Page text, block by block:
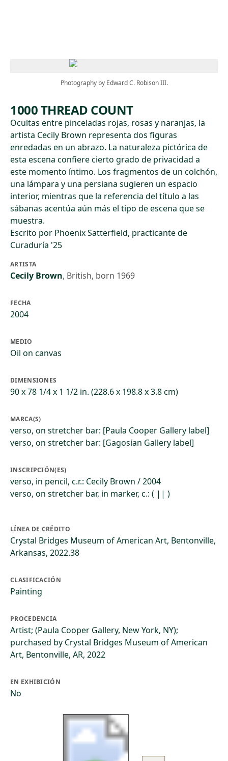
Photography by Edward C. Robison III.
1000 THREAD COUNT
Ocultas entre pinceladas rojas, rosas y naranjas, la
artista Cecily Brown representa dos figuras
enredadas en un abrazo. La naturaleza pictórica de
esta escena confiere cierto grado de privacidad a
este momento íntimo. Los fragmentos de un colchón,
una lámpara y una persiana sugieren un espacio
interior, mientras que la referencia del título a las
sábanas acentúa aún más el tipo de escena que se
muestra.
Escrito por Phoenix Satterfield, practicante de
Curaduría '25
ARTISTA
Cecily Brown, British, born 1969
FECHA
2004
MEDIO
Oil on canvas
DIMENSIONES
90 x 78 1/4 x 1 1/2 in. (228.6 x 198.8 x 3.8 cm)
MARCA(S)
verso, on stretcher bar: [Paula Cooper Gallery label]
verso, on stretcher bar: [Gagosian Gallery label]
INSCRIPCIÓN(ES)
verso, in pencil, c.r.: Cecily Brown / 2004
verso, on stretcher bar, in marker, c.: ( || )
LÍNEA DE CRÉDITO
Crystal Bridges Museum of American Art, Bentonville,
Arkansas, 2022.38
CLASIFICACIÓN
Painting
PROCEDENCIA
Artist; (Paula Cooper Gallery, New York, NY);
purchased by Crystal Bridges Museum of American
Art, Bentonville, AR, 2022
EN EXHIBICIÓN
No